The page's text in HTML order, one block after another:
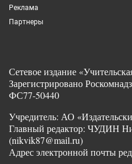
Реклама
Партнеры
Сетевое издание
Зарегистрировано
ФС77-50440
Учредитель: АО
Главный редактор: ЧУДИН
(nikvik87@mail.ru)
Адрес электронной почты